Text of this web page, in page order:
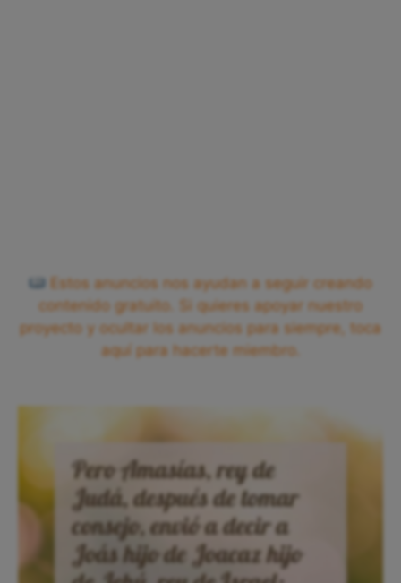
Estos anuncios nos ayudan a seguir creando
contenido gratuito. Si quieres apoyar nuestro
proyecto y ocultar los anuncios para siempre, toca
aquí para hacerte miembro.